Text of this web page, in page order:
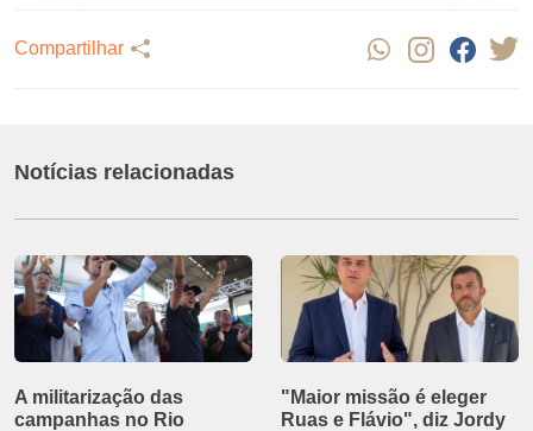
Compartilhar
Notícias relacionadas
A militarização das
campanhas no Rio
"Maior missão é eleger
Ruas e Flávio", diz Jordy